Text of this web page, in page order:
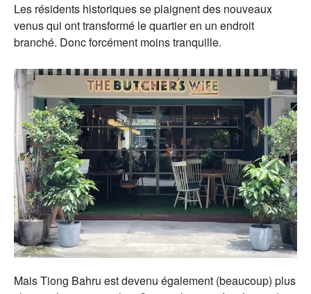
Les résidents historiques se plaignent des nouveaux
venus qui ont transformé le quartier en un endroit
branché. Donc forcément moins tranquille.
Mais Tiong Bahru est devenu également (beaucoup) plus